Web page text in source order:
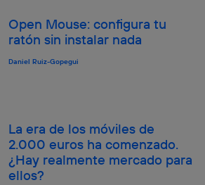
Open Mouse: configura tu
ratón sin instalar nada
Daniel Ruiz-Gopegui
La era de los móviles de
2.000 euros ha comenzado.
¿Hay realmente mercado para
ellos?